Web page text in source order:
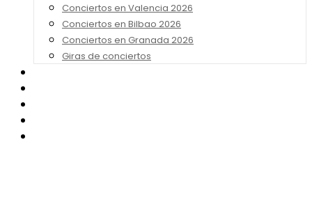
Conciertos en Valencia 2026
Conciertos en Bilbao 2026
Conciertos en Granada 2026
Giras de conciertos